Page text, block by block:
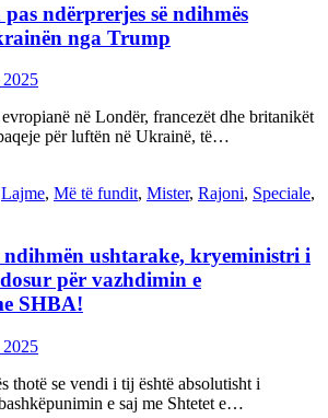
ndërprerjes së ndihmës
nga Trump
në Londër, francezët dhe britanikët
për luftën në Ukrainë, të…
Lajme, Më të fundit, Mister, Rajoni, Speciale,
ushtarake, kryeministri i
për vazhdimin e
SHBA!
thotë se vendi i tij është absolutisht i
e saj me Shtetet e…